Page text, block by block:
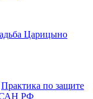
Царицыно
Практика по защите
РФ